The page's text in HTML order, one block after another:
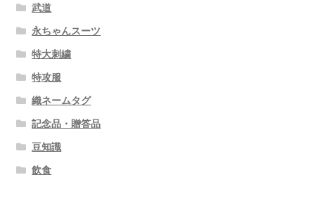
武道
永ちゃんスーツ
特大刺繍
特攻服
織ネームタグ
記念品・贈答品
豆知識
飲食